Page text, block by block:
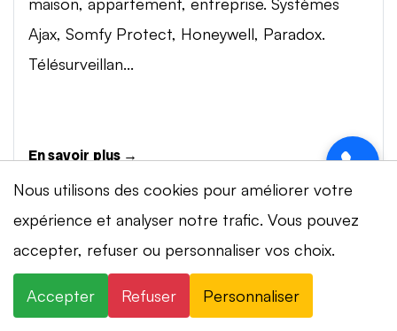
Ajax, Somfy Protect, Honeywell, Paradox.
Télésurveillan...
En savoir plus →
Vidéosurveillance à Mont-Tramelan
Installation de systèmes de vidéosurveillance à
{city} : caméras IP 4K, visionnage smartphone,
Nous utilisons des cookies pour améliorer votre
expérience et analyser notre trafic. Vous pouvez
accepter, refuser ou personnaliser vos choix.
Accepter Refuser Personnaliser
⚡ Intervention en 20 min· 24h/24 · 7j/7 ·
Devis gratuit
+41 78 319 32 82
WhatsApp